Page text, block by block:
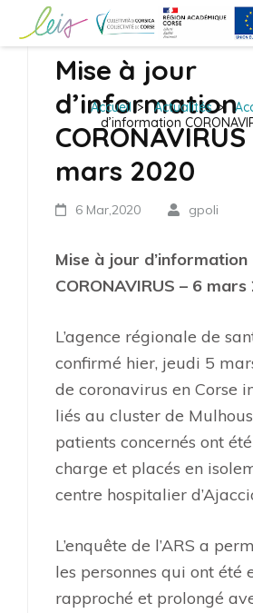
contenuCollège Arthur
Accueil > Actualités >
d’information
Mise à jour
d’information
CORONAVIRUS
mars 2020
6 Mar,2020 gpoli
Mise à jour d’information
CORONAVIRUS – 6
L’agence régionale de
confirmé hier, jeudi 5
de coronavirus en Corse
liés au cluster de
patients concernés ont
charge et placés en
centre hospitalier
L’enquête de l’ARS a
les personnes qui ont été
rapproché et prolongé